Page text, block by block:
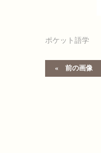
ポケット語学
前の画像